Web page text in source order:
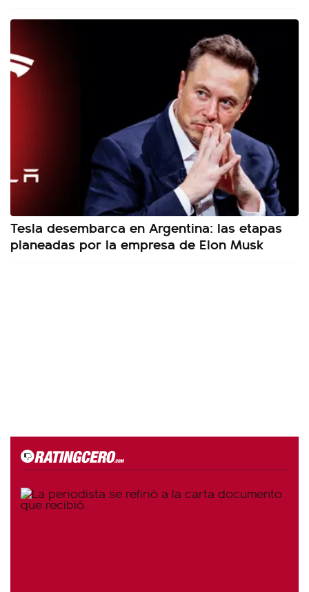
Tesla desembarca en Argentina: las etapas
planeadas por la empresa de Elon Musk